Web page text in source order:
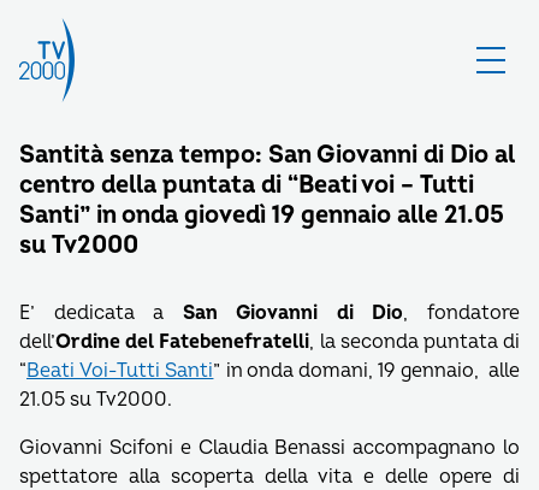
Santità senza tempo: San Giovanni di Dio al
centro della puntata di “Beati voi – Tutti
Santi” in onda giovedì 19 gennaio alle 21.05
su Tv2000
E’ dedicata aSan Giovanni di Dio, fondatore
dell’Ordine del Fatebenefratelli, la seconda puntata di
“Beati Voi-Tutti Santi” in onda domani, 19 gennaio, alle
21.05 su Tv2000.
Giovanni Scifoni e Claudia Benassi accompagnano lo
spettatore alla scoperta della vita e delle opere di